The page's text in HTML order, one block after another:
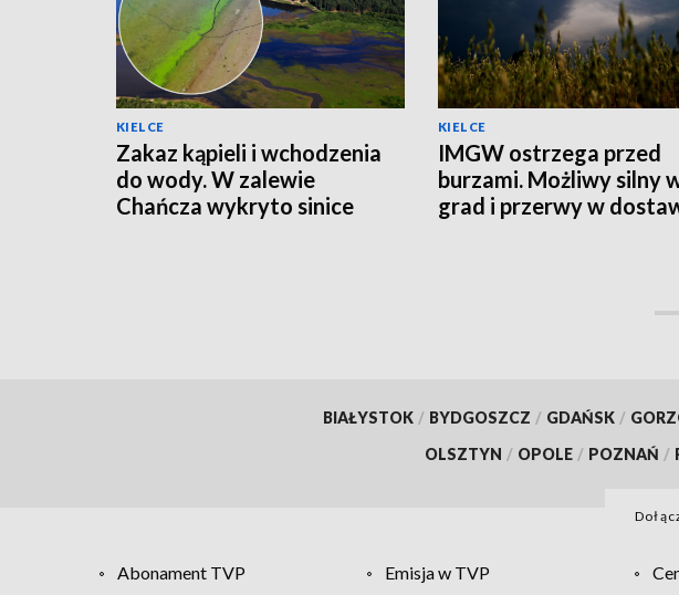
KIELCE
Zakaz kąpieli i wchodzenia
do wody. W zalewie
Chańcza wykryto sinice
KIELCE
IMGW ostrzega przed
burzami. Możliwy silny
grad i przerwy w
BIAŁYSTOK / BYDGOSZCZ / GDAŃSK /
OLSZTYN / OPOLE / POZNAŃ /
Abonament TVP Emisja w TVP